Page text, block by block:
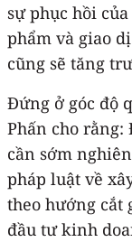
sự phục hồi
phẩm và giao
cũng sẽ tăng
Đứng ở góc độ
Phấn cho
cần sớm
pháp luật về
theo hướng cắt
đầu tư kinh